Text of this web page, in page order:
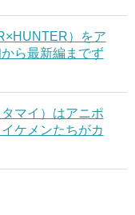
）をア
ら最新編までず
マイ）はアニポ
ケメンたちがカ